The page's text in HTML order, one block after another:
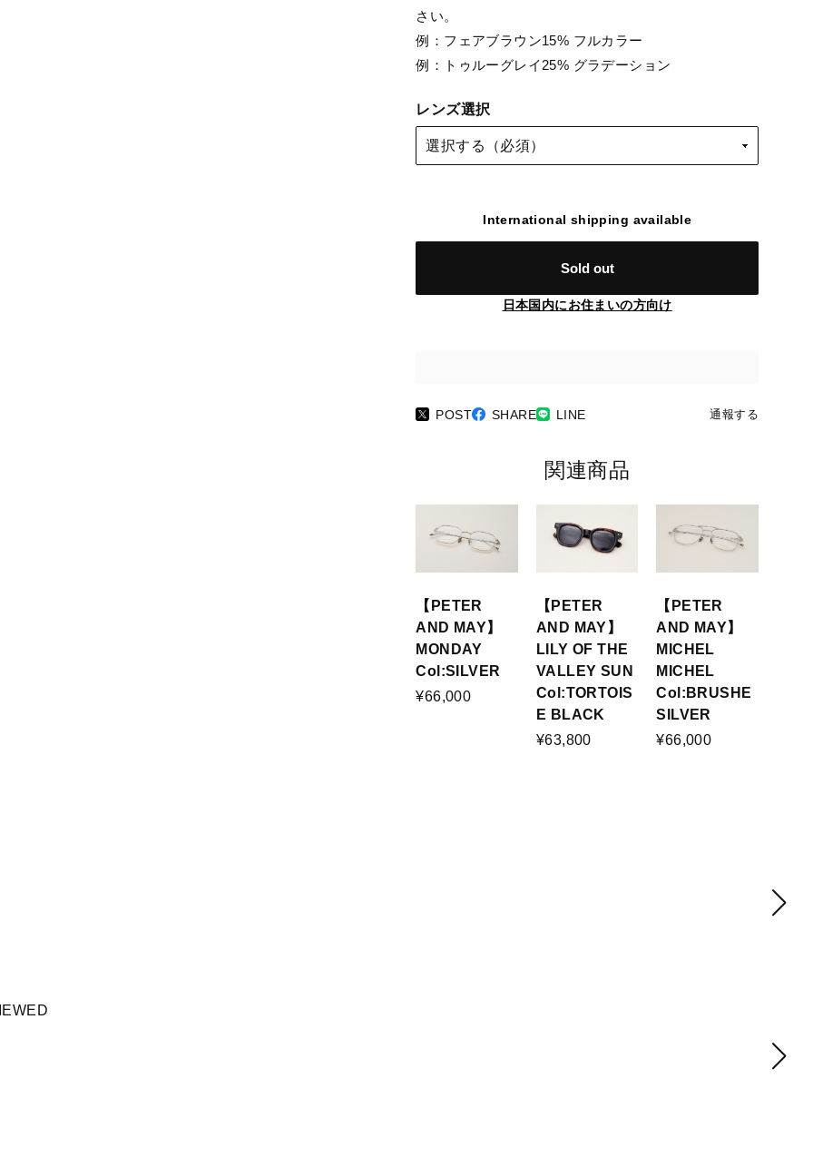
さい。
例：フェアブラウン15% フルカラー
例：トゥルーグレイ25% グラデーション
レンズ選択
International shipping available
Sold out
日本国内にお住まいの方向け
POST SHARE LINE 通報する
関連商品
【PETER
AND MAY】
MONDAY
Col:SILVER
¥66,000
【PETER
AND MAY】
LILY OF THE
VALLEY SUN
Col:TORTOIS
E BLACK
¥63,800
【PETER
AND MAY】
MICHEL
MICHEL
Col:BRUSHE
SILVER
¥66,000